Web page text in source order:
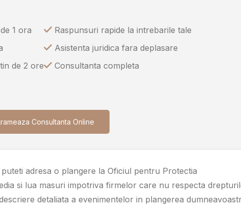
1 ora
de 2 ore
Raspunsuri rapide la intrebarile tale
Asistenta juridica fara deplasare
Consultanta completa
Consultanta Online
adresa o plangere la Oficiul pentru Protectia
si lua masuri impotriva firmelor care nu respecta
detaliata a evenimentelor in plangerea